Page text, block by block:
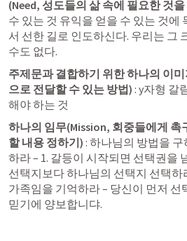
(Need, 성도들의 삶 속에 필요한 것
수 있는 것 유익을 얻을 수 있는 것에
서 선한 길로 인도하신다. 우리는 그
수도 없다.
주제문과 결합하기 위한 하나의 이
으로 전달할 수 있는 방법) : y자형 갈
해야 하는 것
하나의 임무(Mission, 회중들에게 촉
할 내용 정하기) : 하나님의 방법을
하라 – 1. 갈등이 시작되면 선택권을
선택지보다 하나님의 선택지 선택하
가족임을 기억하라 – 당신이 먼저
믿기에 양보합니댜.